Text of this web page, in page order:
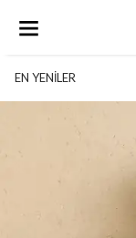
EN YENİLER